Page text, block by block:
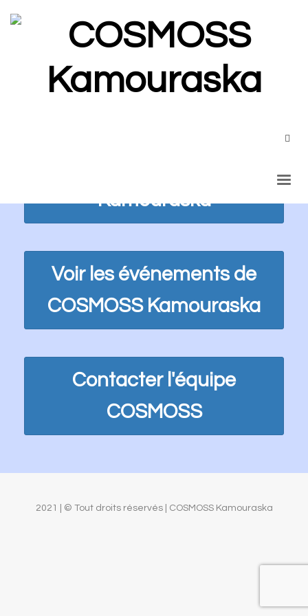
Pour en savoir plus
Kamouraska
Voir les événements de
COSMOSS Kamouraska
Contacter l'équipe
COSMOSS
2021 | © Tout droits réservés | COSMOSS Kamouraska